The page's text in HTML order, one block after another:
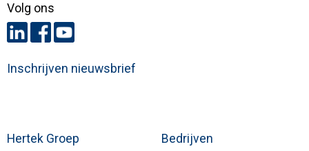
Hertek Groep Bedrijven
Volg ons
Inschrijven nieuwsbrief